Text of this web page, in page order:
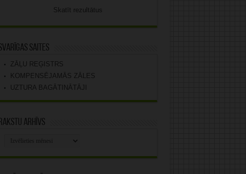
Skatīt rezultātus
saites
ZĀĻU REĢISTRS
KOMPENSĒJAMĀS ZĀLES
UZTURA BAGĀTINĀTĀJI
Rakstu arhīvs